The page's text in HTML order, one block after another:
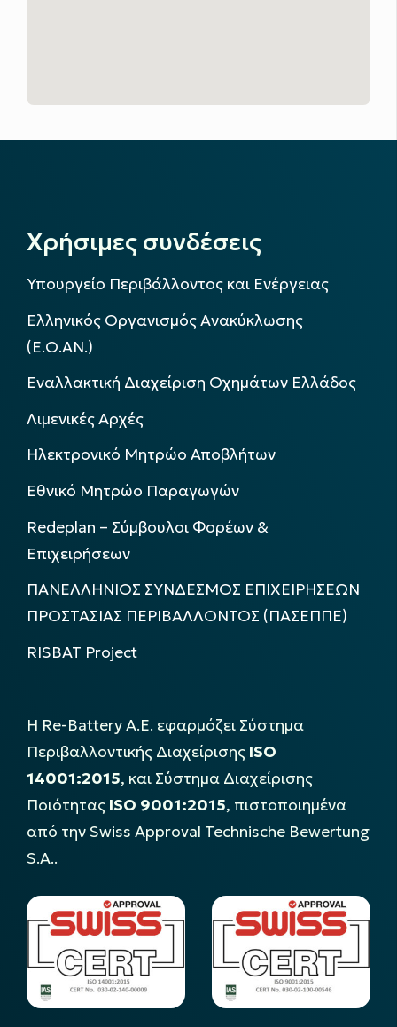
Χρήσιμες συνδέσεις
Υπουργείο Περιβάλλοντος και Ενέργειας
Ελληνικός Οργανισμός Ανακύκλωσης
(Ε.Ο.ΑΝ.)
Εναλλακτική Διαχείριση Οχημάτων Ελλάδος
Λιμενικές Αρχές
Ηλεκτρονικό Μητρώο Αποβλήτων
Εθνικό Μητρώο Παραγωγών
Redeplan – Σύμβουλοι Φορέων &
Επιχειρήσεων
ΠΑΝΕΛΛΗΝΙΟΣ ΣΥΝΔΕΣΜΟΣ ΕΠΙΧΕΙΡΗΣΕΩΝ
ΠΡΟΣΤΑΣΙΑΣ ΠΕΡΙΒΑΛΛΟΝΤΟΣ (ΠΑΣΕΠΠΕ)
RISBAT Project
Η Re-Battery Α.Ε. εφαρμόζει Σύστημα
Περιβαλλοντικής Διαχείρισης ISO
14001:2015, και Σύστημα Διαχείρισης
Ποιότητας ISO 9001:2015, πιστοποιημένα
από την Swiss Approval Technische Bewertung
S.A..